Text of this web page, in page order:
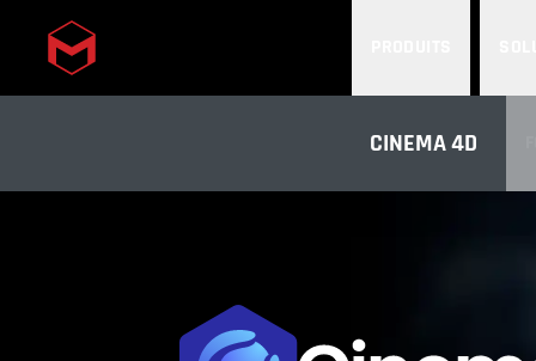
Skip to main content
CINEMA 4D